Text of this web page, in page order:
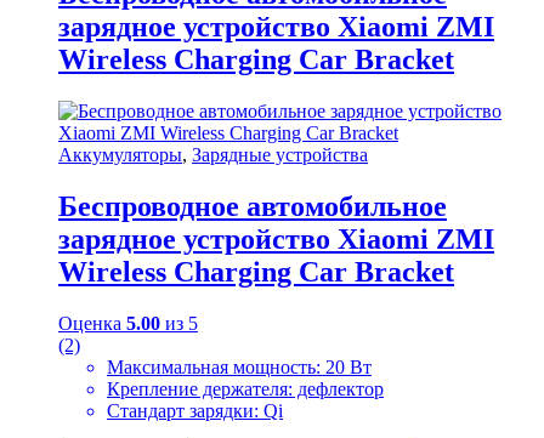
зарядное устройство Xiaomi ZMI
Wireless Charging Car Bracket
Аккумуляторы, Зарядные устройства
Беспроводное автомобильное
зарядное устройство Xiaomi ZMI
Wireless Charging Car Bracket
Оценка 5.00 из 5
(2)
Максимальная мощность: 20 Вт
Крепление держателя: дефлектор
Стандарт зарядки: Qi